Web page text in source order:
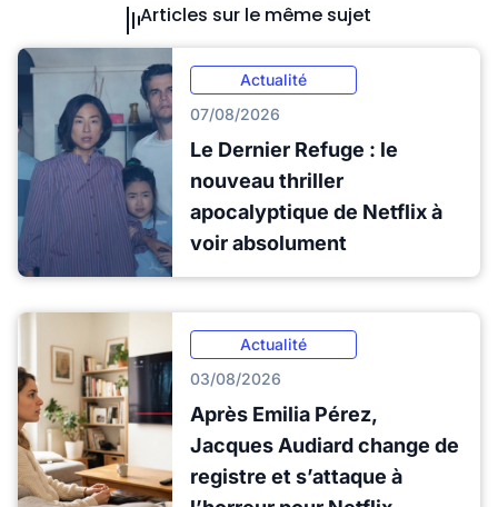
Articles sur le même sujet
Actualité
07/08/2026
Le Dernier Refuge : le
nouveau thriller
apocalyptique de Netflix à
voir absolument
Actualité
03/08/2026
Après Emilia Pérez,
Jacques Audiard change de
registre et s’attaque à